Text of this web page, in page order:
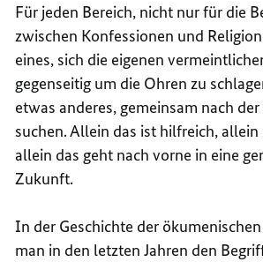
Für jeden Bereich, nicht nur für die
zwischen Konfessionen und
eines, sich die eigenen
gegenseitig um die Ohren zu
etwas anderes, gemeinsam nach
suchen. Allein das ist hilfreich,
allein das geht nach vorne in eine
Zukunft.
In der Geschichte der
man in den letzten Jahren den